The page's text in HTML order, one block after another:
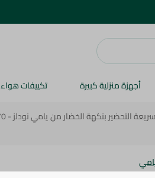
أجهزة منزلية كبيرة تكييفات هواء
التحضير بنكهة الخضار من يامي نودلز - 70 جم